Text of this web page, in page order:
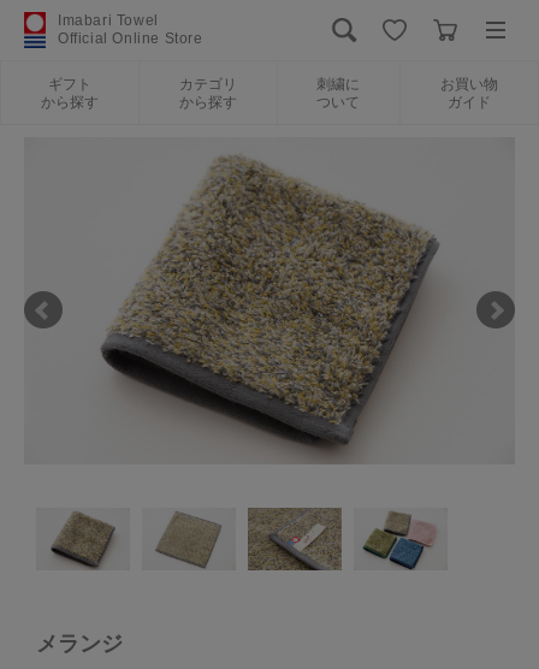
Imabari Towel
Official Online Store
ギフト
から探す
カテゴリ
から探す
刺繍に
ついて
お買い物
ガイド
カテゴリから探す
刺繍について
当サイトについて
メランジ